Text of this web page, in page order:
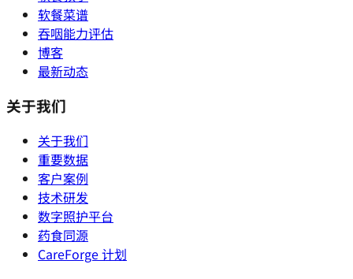
软餐菜谱
吞咽能力评估
博客
最新动态
关于我们
关于我们
重要数据
客户案例
技术研发
数字照护平台
药食同源
CareForge 计划